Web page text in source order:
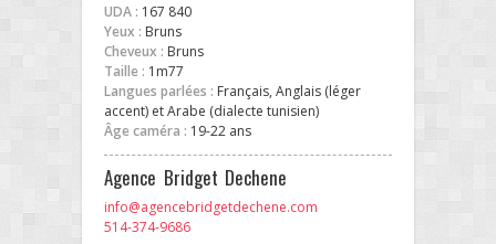
UDA : 167 840
Yeux : Bruns
Cheveux : Bruns
Taille : 1m77
Langues parlées : Français, Anglais (léger
accent) et Arabe (dialecte tunisien)
Âge caméra : 19-22 ans
Agence Bridget Dechene
info@agencebridgetdechene.com
514-374-9686